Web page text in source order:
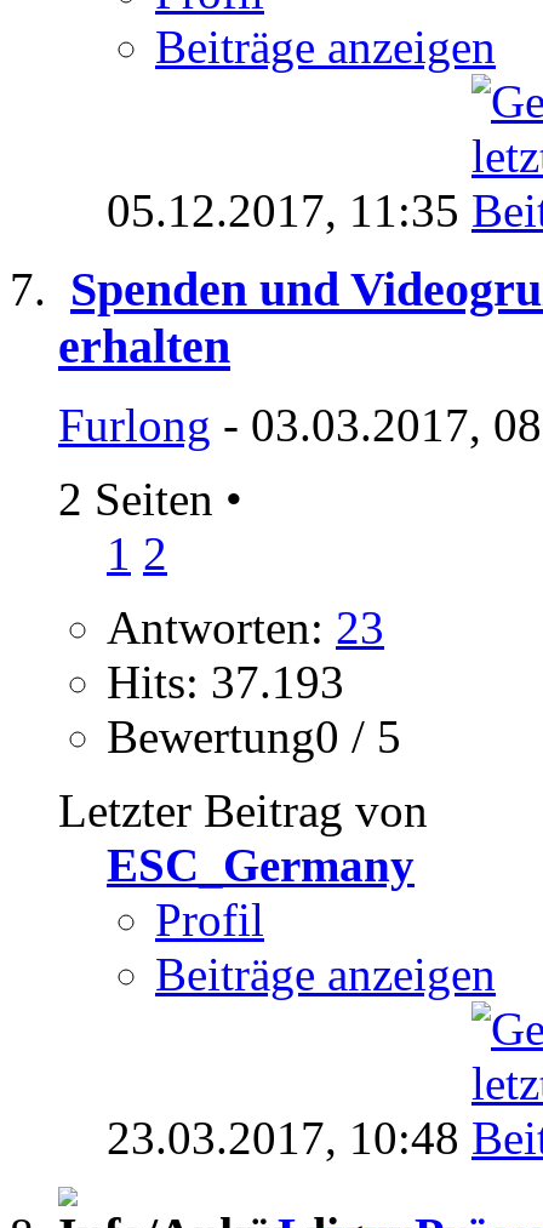
Beiträge anzeigen
05.12.2017, 11:35
Spenden und
erhalten
Furlong - 03.03.2017,
2 Seiten •
1 2
Antworten: 23
Hits: 37.193
Bewertung0 / 5
Letzter Beitrag von
ESC_Germany
Profil
Beiträge anzeigen
23.03.2017, 10:48